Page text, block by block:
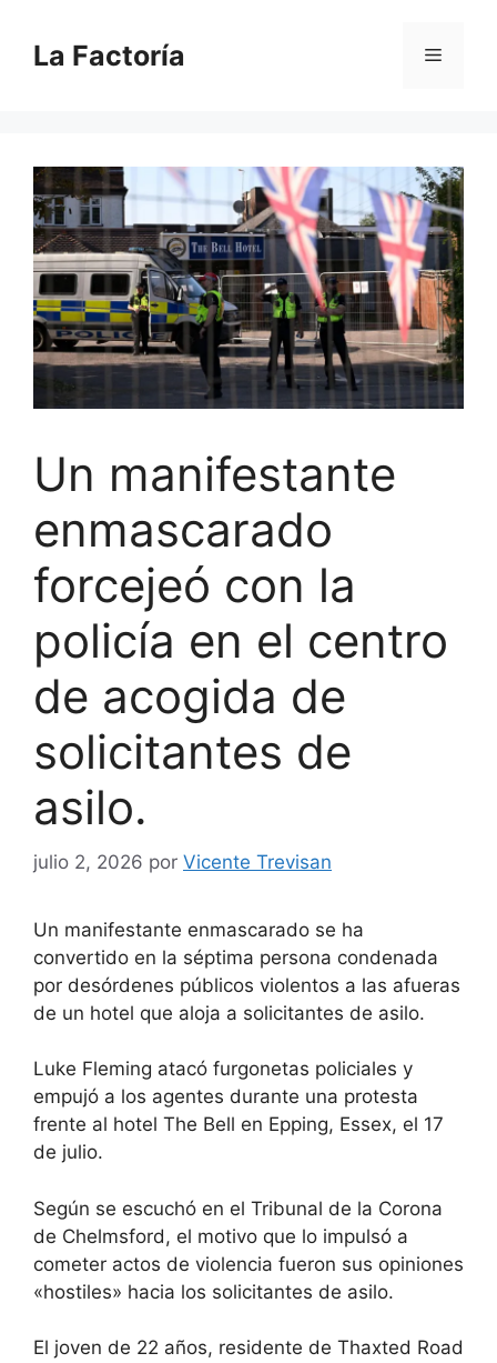
contenido
La Factoría Menú
Un manifestante
enmascarado
forcejeó con la
policía en el centro
de acogida de
solicitantes de
asilo.
julio 2, 2026 por Vicente Trevisan
Un manifestante enmascarado se ha
convertido en la séptima persona condenada
por desórdenes públicos violentos a las afueras
de un hotel que aloja a solicitantes de asilo.
Luke Fleming atacó furgonetas policiales y
empujó a los agentes durante una protesta
frente al hotel The Bell en Epping, Essex, el 17
de julio.
Según se escuchó en el Tribunal de la Corona
de Chelmsford, el motivo que lo impulsó a
cometer actos de violencia fueron sus opiniones
«hostiles» hacia los solicitantes de asilo.
El joven de 22 años, residente de Thaxted Road